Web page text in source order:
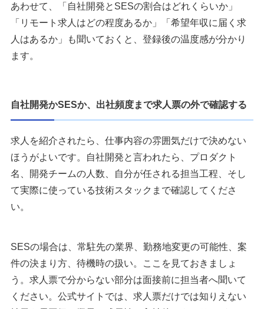
あわせて、「自社開発とSESの割合はどれくらいか」
「リモート求人はどの程度あるか」「希望年収に届く求
人はあるか」も聞いておくと、登録後の温度感が分かり
ます。
自社開発かSESか、出社頻度まで求人票の外で確認する
求人を紹介されたら、仕事内容の雰囲気だけで決めない
ほうがよいです。自社開発と言われたら、プロダクト
名、開発チームの人数、自分が任される担当工程、そし
て実際に使っている技術スタックまで確認してくださ
い。
SESの場合は、常駐先の業界、勤務地変更の可能性、案
件の決まり方、待機時の扱い。ここを見ておきましょ
う。求人票で分からない部分は面接前に担当者へ聞いて
ください。公式サイトでは、求人票だけでは知りえない